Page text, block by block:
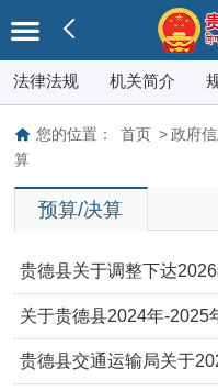
法律法规 机关简介
您的位置： 首页 > 政府
算
预算/决算
贵德县关于调整下达
兴补助（常态化帮扶）资
关于贵德县2024年-2025
一般债券情况的公示
贵德县交通运输局关于